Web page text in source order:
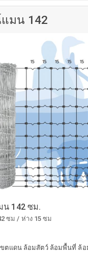
มน 142
น 142 ซม.
ซม / ห่าง 15 ซม
ขตแดน ล้อมสัตว์ ล้อมพื้นที่ ล้